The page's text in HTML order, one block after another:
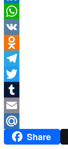
LinkedIn
WhatsApp
VK
Odnoklassniki
Telegram
Twitter
Tumblr
Email
Mail.RuShare